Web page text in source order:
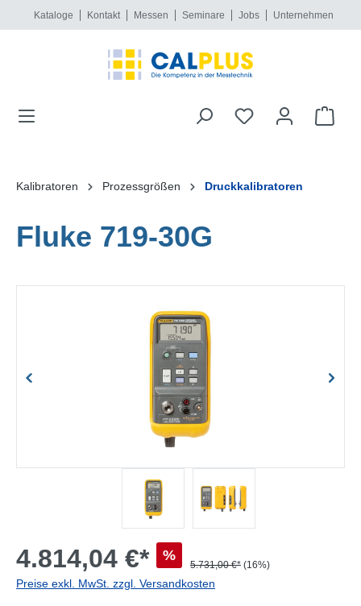
springen
Kataloge Kontakt Messen Seminare Jobs Unternehmen
Kalibratoren Prozessgrößen Druckkalibratoren
Fluke 719-30G
4.814,04 €* %
5.731,00 €* (16%)
Preise exkl. MwSt. zzgl. Versandkosten